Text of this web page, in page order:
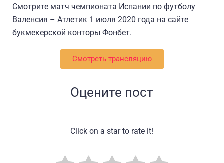
Смотрите матч чемпионата Испании по футболу
Валенсия – Атлетик 1 июля 2020 года на сайте
букмекерской конторы Фонбет.
Смотреть трансляцию
Оцените пост
Click on a star to rate it!